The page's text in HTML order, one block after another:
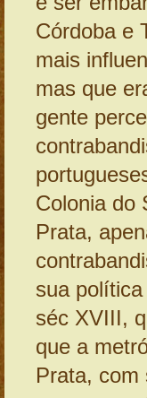
Córdoba e
mais
mas que
gente
Colonia do
Prata,
sua
séc XVIII,
que a
Prata, com